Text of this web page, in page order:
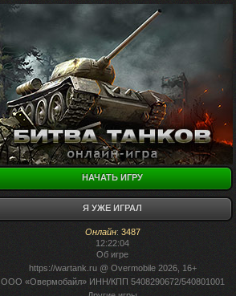
НАЧАТЬ ИГРУ
Я УЖЕ ИГРАЛ
Онлайн: 3487
12:22:04
Об игре
https://wartank.ru@ Overmobile 2026, 16+
ООО «Овермобайл» ИНН/КПП 5408290672/540801001